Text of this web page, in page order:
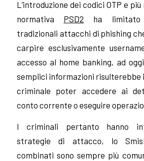
L’introduzione dei codici OTP e
normativa PSD2 ha limitato
tradizionali attacchi di phishing
carpire esclusivamente
accesso al home banking, ad
semplici informazioni risulterebbe
criminale poter accedere ai
conto corrente o eseguire
I criminali pertanto hanno
strategie di attacco, lo
combinati sono sempre più